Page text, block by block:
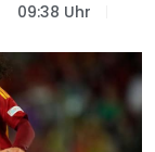
09:38 Uhr